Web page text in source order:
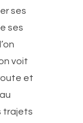
ses
ses
voit
et
trajets